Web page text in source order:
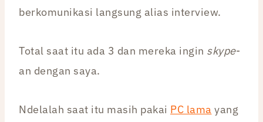
berkomunikasi langsung alias interview.
Total saat itu ada 3 dan mereka ingin skype-
an dengan saya.
Ndelalah saat itu masih pakai PC lama yang